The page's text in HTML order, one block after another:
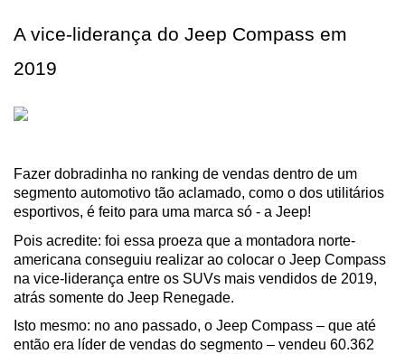
A vice-liderança do Jeep Compass em
2019
Fazer dobradinha no ranking de vendas dentro de um
segmento automotivo tão aclamado, como o dos utilitários
esportivos, é feito para uma marca só - a Jeep!
Pois acredite: foi essa proeza que a montadora norte-
americana conseguiu realizar ao colocar o Jeep Compass
na vice-liderança entre os SUVs mais vendidos de 2019,
atrás somente do Jeep Renegade.
Isto mesmo: no ano passado, o Jeep Compass – que até
então era líder de vendas do segmento – vendeu 60.362